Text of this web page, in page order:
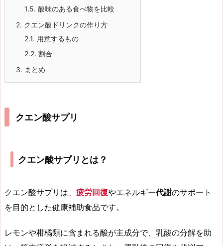
1.5. 酸味のある食べ物を比較
2. クエン酸ドリンクの作り方
2.1. 用意するもの
2.2. 割合
3. まとめ
クエン酸サプリ
クエン酸サプリとは？
クエン酸サプリは、 疲労回復やエネルギー代謝のサポート
を目的とした健康補助食品です。
レモンや柑橘類に含まれる酸が主成分で、乳酸の分解を助